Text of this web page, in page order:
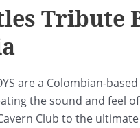
Tribute
are a Colombian-
the sound and feel
Club to the